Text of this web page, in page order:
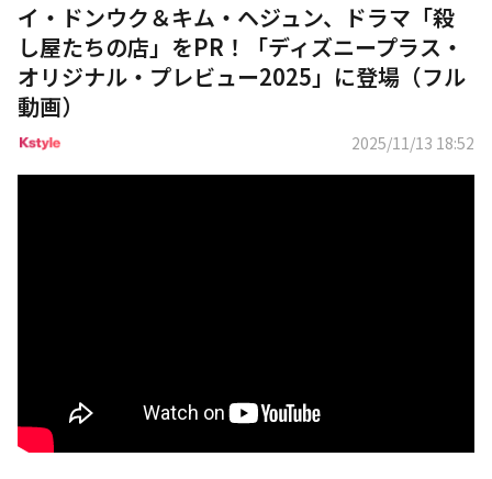
イ・ドンウク＆キム・ヘジュン、ドラマ「殺
し屋たちの店」をPR！「ディズニープラス・
オリジナル・プレビュー2025」に登場（フル
動画）
2025/11/13 18:52